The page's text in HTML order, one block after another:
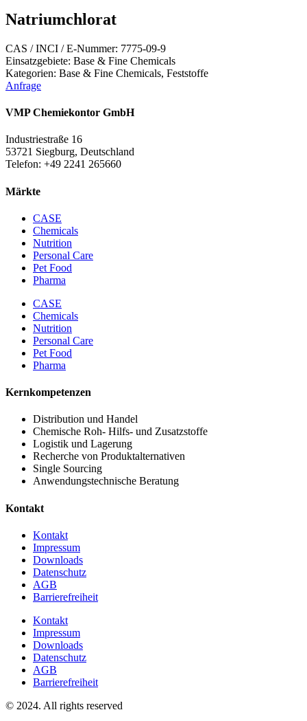
Natriumchlorat
CAS / INCI / E-Nummer: 7775-09-9
Einsatzgebiete: Base & Fine Chemicals
Kategorien: Base & Fine Chemicals, Feststoffe
Anfrage
VMP Chemiekontor GmbH
Industriestraße 16
53721 Siegburg, Deutschland
Telefon: +49 2241 265660
Märkte
CASE
Chemicals
Nutrition
Personal Care
Pet Food
Pharma
CASE
Chemicals
Nutrition
Personal Care
Pet Food
Pharma
Kernkompetenzen
Distribution und Handel
Chemische Roh- Hilfs- und Zusatzstoffe
Logistik und Lagerung
Recherche von Produktalternativen
Single Sourcing
Anwendungstechnische Beratung
Kontakt
Kontakt
Impressum
Downloads
Datenschutz
AGB
Barrierefreiheit
Kontakt
Impressum
Downloads
Datenschutz
AGB
Barrierefreiheit
© 2024. All rights reserved